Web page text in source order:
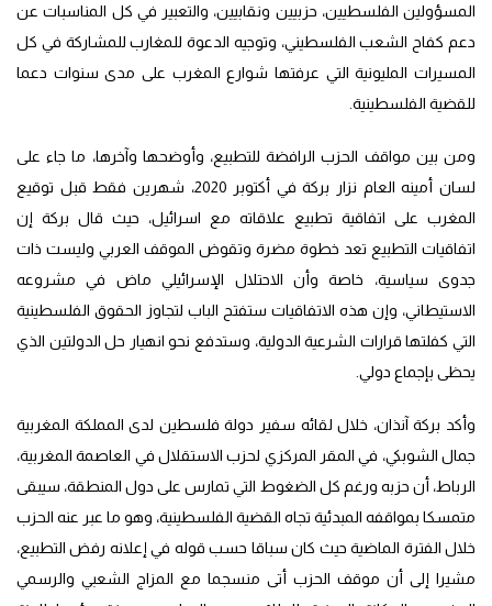
المسؤولين الفلسطيين، حزبيين ونقابيين، والتعبير في كل المناسبات عن
دعم كفاح الشعب الفلسطيني، وتوجيه الدعوة للمغارب للمشاركة في كل
المسيرات المليونية التي عرفتها شوارع المغرب على مدى سنوات دعما
للقضية الفلسطينية.
ومن بين مواقف الحزب الرافضة للتطبيع، وأوضحها وآخرها، ما جاء على
لسان أمينه العام نزار بركة في أكتوبر 2020، شهرين فقط قبل توقيع
المغرب على اتفاقية تطبيع علاقاته مع اسرائيل، حيث قال بركة إن
اتفاقيات التطبيع تعد خطوة مضرة وتقوض الموقف العربي وليست ذات
جدوى سياسية، خاصة وأن الاحتلال الإسرائيلي ماض في مشروعه
الاستيطاني، وإن هذه الاتفاقيات ستفتح الباب لتجاوز الحقوق الفلسطينية
التي كفلتها قرارات الشرعية الدولية، وستدفع نحو انهيار حل الدولتين الذي
يحظى بإجماع دولي.
وأكد بركة آنذان، خلال لقائه سفير دولة فلسطين لدى المملكة المغربية
جمال الشوبكي، في المقر المركزي لحزب الاستقلال في العاصمة المغربية،
الرباط، أن حزبه ورغم كل الضغوط التي تمارس على دول المنطقة، سيبقى
متمسكا بمواقفه المبدئية تجاه القضية الفلسطينية، وهو ما عبر عنه الحزب
خلال الفترة الماضية حيث كان سباقا حسب قوله في إعلانه رفض التطبيع،
مشيرا إلى أن موقف الحزب أتى منسجما مع المزاج الشعبي والرسمي